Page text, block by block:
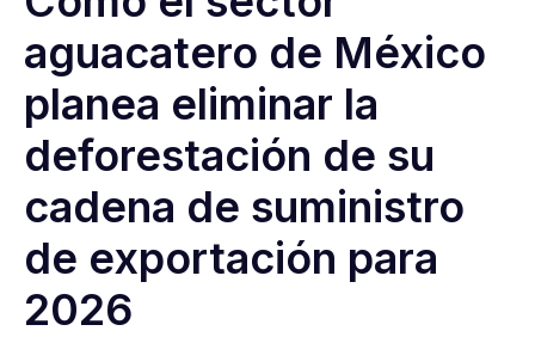
aguacatero de México
planea eliminar la
deforestación de su
cadena de suministro
de exportación para
2026